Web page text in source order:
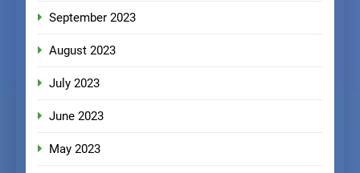
September 2023
August 2023
July 2023
June 2023
May 2023